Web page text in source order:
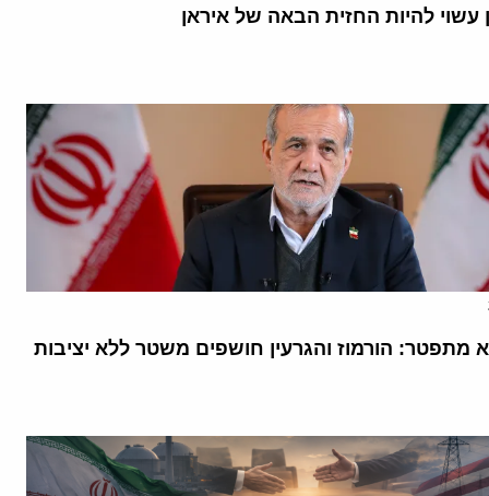
עשוי להיות החזית הבאה של איראן
מתפטר: הורמוז והגרעין חושפים משטר ללא יציבות